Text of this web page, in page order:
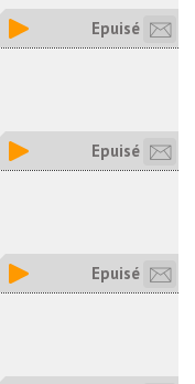
Epuisé
Epuisé
Epuisé